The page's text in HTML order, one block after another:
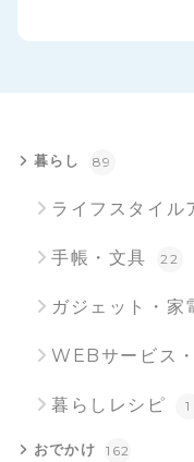
暮らし 89
ライフスタイル
手帳・文具 22
ガジェット・家
WEBサービス
暮らしレシピ 1
おでかけ 162